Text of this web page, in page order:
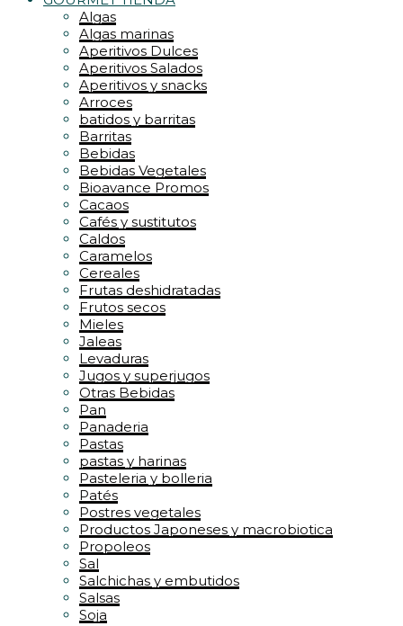
Algas
Algas marinas
Aperitivos Dulces
Aperitivos Salados
Aperitivos y snacks
Arroces
batidos y barritas
Barritas
Bebidas
Bebidas Vegetales
Bioavance Promos
Cacaos
Cafés y sustitutos
Caldos
Caramelos
Cereales
Frutas deshidratadas
Frutos secos
Mieles
Jaleas
Levaduras
Jugos y superjugos
Otras Bebidas
Pan
Panaderia
Pastas
pastas y harinas
Pasteleria y bolleria
Patés
Postres vegetales
Productos Japoneses y macrobiotica
Propoleos
Sal
Salchichas y embutidos
Salsas
Soja